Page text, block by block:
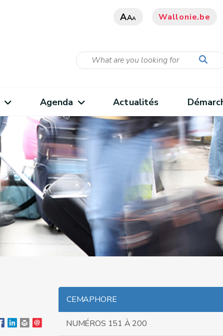
AAA Wallonie.be
Agenda Actualités
CEMAPHORE
NUMÉROS 151 À 200